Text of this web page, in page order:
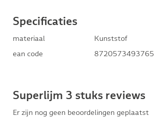
Specificaties
materiaal
Kunststof
ean code
8720573493765
Superlijm 3 stuks reviews
Er zijn nog geen beoordelingen geplaatst